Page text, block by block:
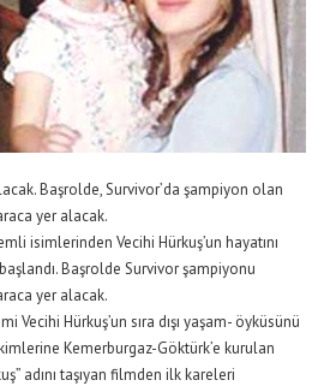
Başrolde, Survivor’da şampiyon olan
yer alacak.
isimlerinden Vecihi Hürkuş’un hayatını
Başrolde Survivor şampiyonu
yer alacak.
Vecihi Hürkuş’un sıra dışı yaşam- öyküsünü
Kemerburgaz-Göktürk’e kurulan
adını taşıyan filmden ilk kareleri